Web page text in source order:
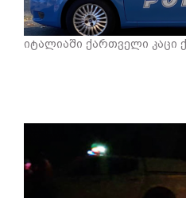
იტალიაში ქართველი კაცი